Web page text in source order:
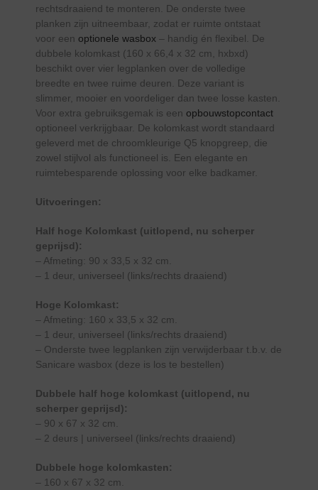
rechtsdraaiend te monteren. De onderste twee
planken zijn uitneembaar, zodat er ruimte ontstaat
voor een optionele wasbox – handig én flexibel. De
dubbele kolomkast (160 x 66,4 x 32 cm, hxbxd)
beschikt over vier legplanken over de volledige
breedte en twee ruime deuren. Deze variant is
slimmer, mooier en voordeliger dan twee losse kasten.
Voor extra gebruiksgemak is een opbouwstopcontact
optioneel verkrijgbaar. De kolomkast wordt standaard
geleverd met de chroomkleurige Q5 knopgreep, die
zowel stijlvol als functioneel is. Een elegante en
ruimtebesparende oplossing voor elke badkamer.
Uitvoeringen:
Half hoge Kolomkast (uitlopend, nu scherper
geprijsd):
– Afmeting: 90 x 33,5 x 32 cm.
– 1 deur, universeel (links/rechts draaiend)
Hoge Kolomkast:
– Afmeting: 160 x 33,5 x 32 cm.
– 1 deur, universeel (links/rechts draaiend)
– Onderste twee legplanken zijn verwijderbaar t.b.v. de
Sanicare wasbox (deze is los te bestellen)
Dubbele half hoge kolomkast (uitlopend, nu
scherper geprijsd):
– 90 x 67 x 32 cm.
– 2 deurs | universeel (links/rechts draaiend)
Dubbele hoge kolomkasten:
– 160 x 67 x 32 cm.